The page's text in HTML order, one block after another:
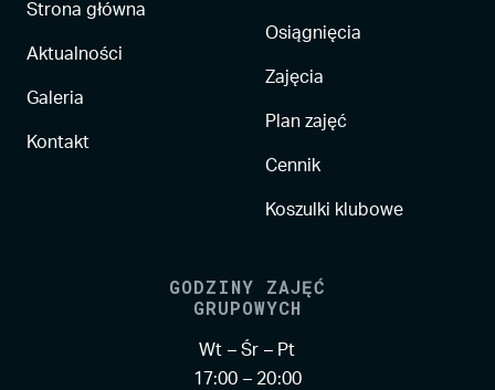
Strona główna
Aktualności
Galeria
Kontakt
Osiągnięcia
Zajęcia
Plan zajęć
Cennik
Koszulki klubowe
GODZINY ZAJĘĆ
GRUPOWYCH
Wt – Śr – Pt
17:00 – 20:00